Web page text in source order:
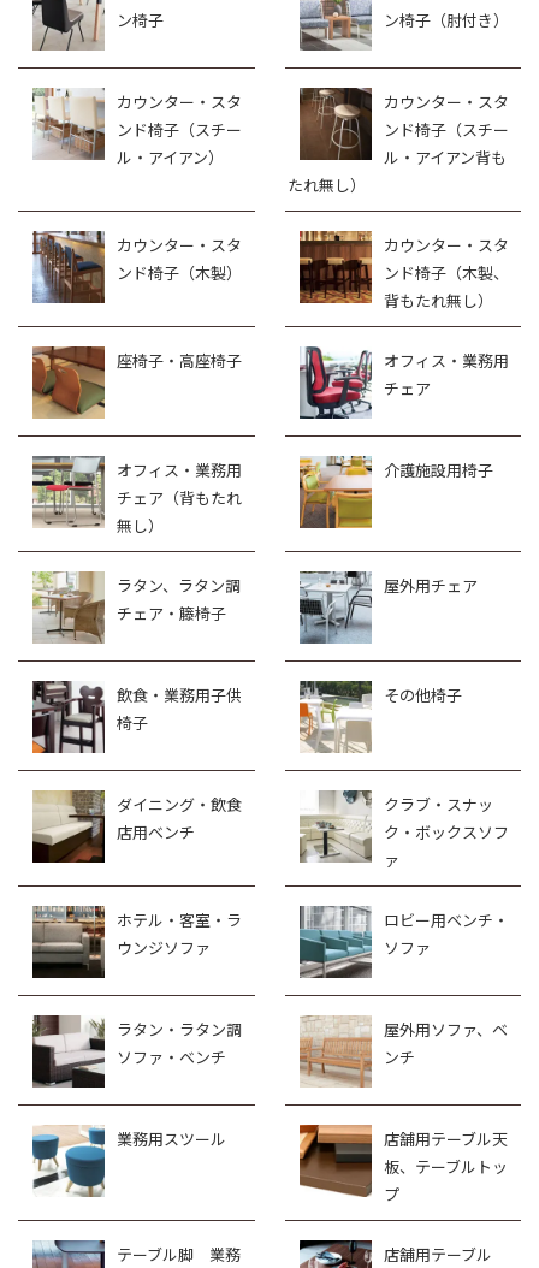
ン椅子
ン椅子（肘付き）
カウンター・スタ
ンド椅子（スチー
ル・アイアン）
カウンター・スタ
ンド椅子（スチー
ル・アイアン背も
たれ無し）
カウンター・スタ
ンド椅子（木製）
カウンター・スタ
ンド椅子（木製、
背もたれ無し）
座椅子・高座椅子
オフィス・業務用
チェア
オフィス・業務用
チェア（背もたれ
無し）
介護施設用椅子
ラタン、ラタン調
チェア・籐椅子
屋外用チェア
飲食・業務用子供
椅子
その他椅子
ダイニング・飲食
店用ベンチ
クラブ・スナッ
ク・ボックスソフ
ァ
ホテル・客室・ラ
ウンジソファ
ロビー用ベンチ・
ソファ
ラタン・ラタン調
ソファ・ベンチ
屋外用ソファ、ベ
ンチ
業務用スツール
店舗用テーブル天
板、テーブルトッ
プ
テーブル脚 業務
店舗用テーブル